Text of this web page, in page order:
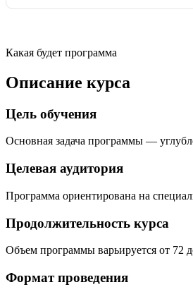
Какая будет программа
Описание курса
Цель обучения
Основная задача программы —
Целевая аудитория
Программа ориентирована на
Продолжительность курса
Объем программы варьируется от 72
Формат проведения